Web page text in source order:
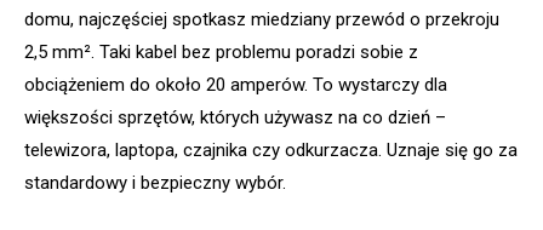
domu, najczęściej spotkasz miedziany przewód o przekroju
2,5 mm². Taki kabel bez problemu poradzi sobie z
obciążeniem do około 20 amperów. To wystarczy dla
większości sprzętów, których używasz na co dzień –
telewizora, laptopa, czajnika czy odkurzacza. Uznaje się go za
standardowy i bezpieczny wybór.